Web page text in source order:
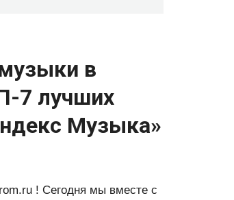
в
7 лучших
Музыка»
! Сегодня мы вместе с